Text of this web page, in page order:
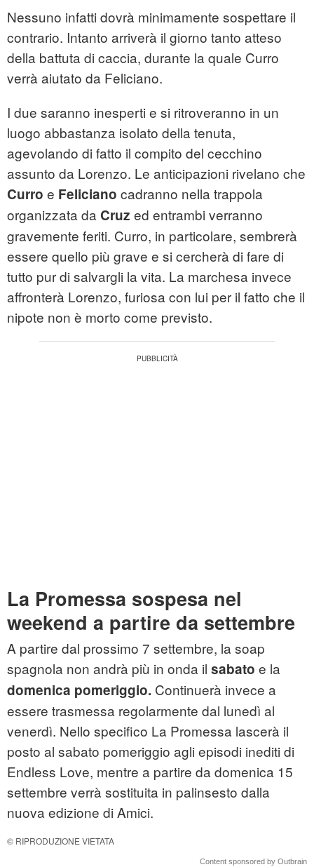
Nessuno infatti dovrà minimamente sospettare il
contrario. Intanto arriverà il giorno tanto atteso
della battuta di caccia, durante la quale Curro
verrà aiutato da Feliciano.
I due saranno inesperti e si ritroveranno in un
luogo abbastanza isolato della tenuta,
agevolando di fatto il compito del cecchino
assunto da Lorenzo. Le anticipazioni rivelano che
Curro e Feliciano cadranno nella trappola
organizzata da Cruz ed entrambi verranno
gravemente feriti. Curro, in particolare, sembrerà
essere quello più grave e si cercherà di fare di
tutto pur di salvargli la vita. La marchesa invece
affronterà Lorenzo, furiosa con lui per il fatto che il
nipote non è morto come previsto.
La Promessa sospesa nel
weekend a partire da settembre
A partire dal prossimo 7 settembre, la soap
spagnola non andrà più in onda il sabato e la
domenica pomeriggio. Continuerà invece a
essere trasmessa regolarmente dal lunedì al
venerdì. Nello specifico La Promessa lascerà il
posto al sabato pomeriggio agli episodi inediti di
Endless Love, mentre a partire da domenica 15
settembre verrà sostituita in palinsesto dalla
nuova edizione di Amici.
© RIPRODUZIONE VIETATA
Content sponsored by Outbrain